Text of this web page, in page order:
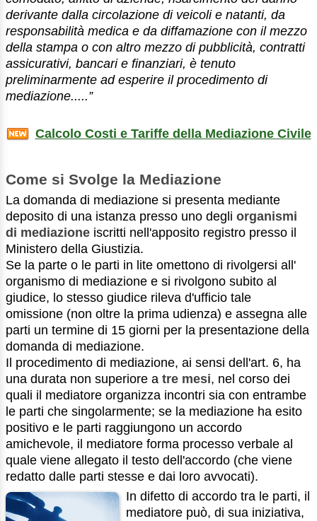
derivante dalla circolazione di veicoli e natanti, da
responsabilità medica e da diffamazione con il mezzo
della stampa o con altro mezzo di pubblicità, contratti
assicurativi, bancari e finanziari, è tenuto
preliminarmente ad esperire il procedimento di
mediazione.....”
Calcolo Costi e Tariffe della Mediazione Civile
Come si Svolge la Mediazione
La domanda di mediazione si presenta mediante
deposito di una istanza presso uno degli organismi
di mediazione iscritti nell'apposito registro presso il
Ministero della Giustizia.
Se la parte o le parti in lite omettono di rivolgersi all'
organismo di mediazione e si rivolgono subito al
giudice, lo stesso giudice rileva d'ufficio tale
omissione (non oltre la prima udienza) e assegna alle
parti un termine di 15 giorni per la presentazione della
domanda di mediazione.
Il procedimento di mediazione, ai sensi dell'art. 6, ha
una durata non superiore a tre mesi, nel corso dei
quali il mediatore organizza incontri sia con entrambe
le parti che singolarmente; se la mediazione ha esito
positivo e le parti raggiungono un accordo
amichevole, il mediatore forma processo verbale al
quale viene allegato il testo dell'accordo (che viene
redatto dalle parti stesse e dai loro avvocati).
In difetto di accordo tra le parti, il
mediatore può, di sua iniziativa,